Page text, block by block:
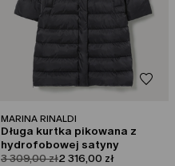
MARINA RINALDI
Długa kurtka pikowana z
hydrofobowej satyny
product.price.original
3 309,00 złproduct.price.sale
2 316,00 zł